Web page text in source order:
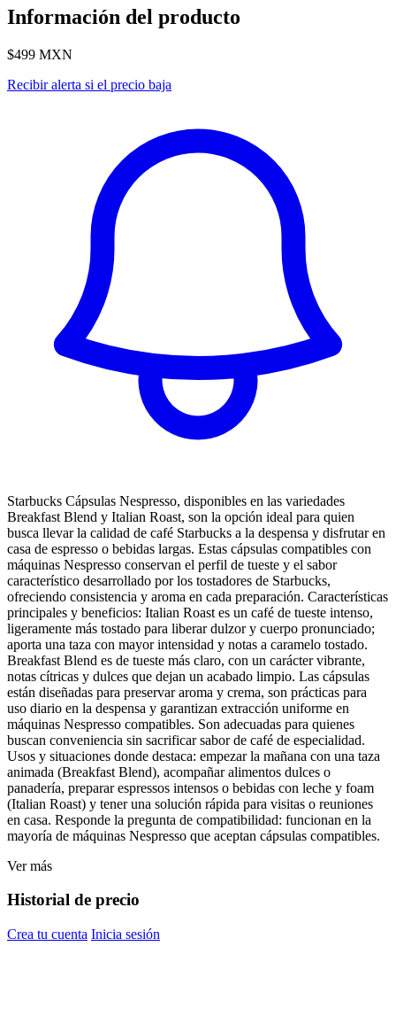
Información del producto
$499 MXN
Recibir alerta si el precio baja
Starbucks Cápsulas Nespresso, disponibles en las variedades
Breakfast Blend y Italian Roast, son la opción ideal para quien
busca llevar la calidad de café Starbucks a la despensa y disfrutar en
casa de espresso o bebidas largas. Estas cápsulas compatibles con
máquinas Nespresso conservan el perfil de tueste y el sabor
característico desarrollado por los tostadores de Starbucks,
ofreciendo consistencia y aroma en cada preparación. Características
principales y beneficios: Italian Roast es un café de tueste intenso,
ligeramente más tostado para liberar dulzor y cuerpo pronunciado;
aporta una taza con mayor intensidad y notas a caramelo tostado.
Breakfast Blend es de tueste más claro, con un carácter vibrante,
notas cítricas y dulces que dejan un acabado limpio. Las cápsulas
están diseñadas para preservar aroma y crema, son prácticas para
uso diario en la despensa y garantizan extracción uniforme en
máquinas Nespresso compatibles. Son adecuadas para quienes
buscan conveniencia sin sacrificar sabor de café de especialidad.
Usos y situaciones donde destaca: empezar la mañana con una taza
animada (Breakfast Blend), acompañar alimentos dulces o
panadería, preparar espressos intensos o bebidas con leche y foam
(Italian Roast) y tener una solución rápida para visitas o reuniones
en casa. Responde la pregunta de compatibilidad: funcionan en la
mayoría de máquinas Nespresso que aceptan cápsulas compatibles.
Ver más
Historial de precio
Crea tu cuenta Inicia sesión